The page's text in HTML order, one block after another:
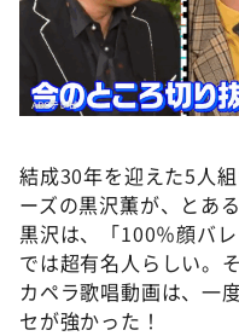
本日はダイアンなり
朝だ！生です旅サラダ
教えて！ニュースラ
新婚さんいらっしゃ
ポツンと一軒家
ザキ山小屋本館
ぺこぱのまるスポ
結成30年を迎えた5人
ーズの黒沢薫が、とあ
黒沢は、「100％顔バ
では超有名人らしい。
カペラ歌唱動画は、一
セが強かった！